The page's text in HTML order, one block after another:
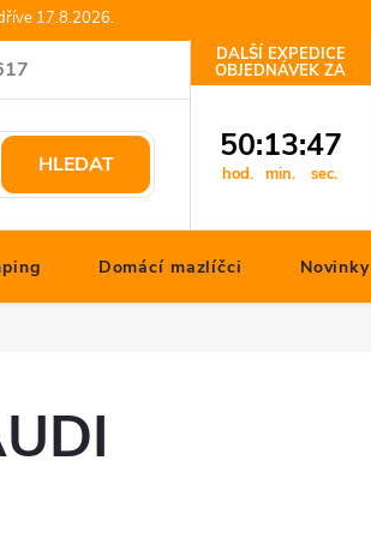
17.8.2026.
Blog JONATHANshop.cz Kontakty
HLEDAT
DALŠÍ EXPEDICE
OBJEDNÁVEK ZA
50
hod.
:13
min.
:47
sec.
Domácí mazlíčci Novinky